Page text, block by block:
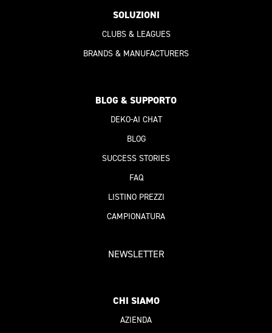
SOLUZIONI
CLUBS & LEAGUES
BRANDS & MANUFACTURERS
BLOG & SUPPORTO
DEKO-AI CHAT
BLOG
SUCCESS STORIES
FAQ
LISTINO PREZZI
CAMPIONATURA
NEWSLETTER
CHI SIAMO
AZIENDA